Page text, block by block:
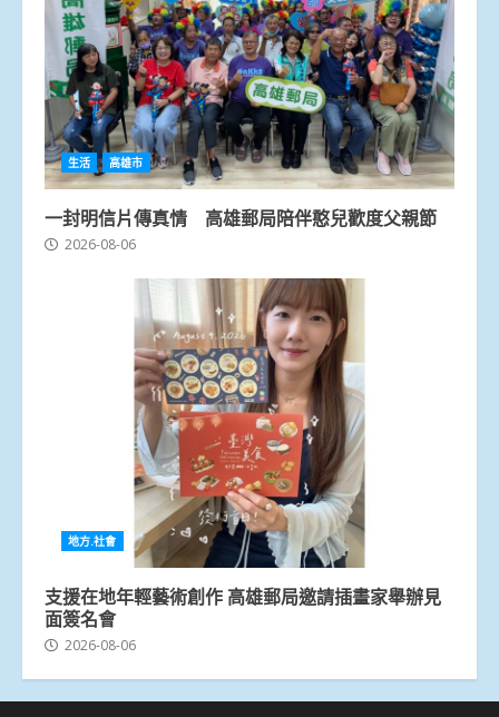
生活 高雄市
一封明信片傳真情 高雄郵局陪伴憨兒歡度父親節
2026-08-06
地方.社會
支援在地年輕藝術創作 高雄郵局邀請插畫家舉辦見
面簽名會
2026-08-06